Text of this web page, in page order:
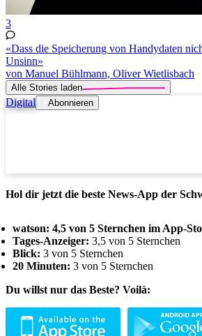
3
«Dass die Speicherung von Handydaten
Unsinn»
von Manuel Bühlmann, Oliver Wietlisbach
Alle Stories laden
Digital Abonnieren
Hol dir jetzt die beste News-App der
watson: 4,5 von 5 Sternchen im App-
Tages-Anzeiger: 3,5 von 5 Sternchen
Blick: 3 von 5 Sternchen
20 Minuten: 3 von 5 Sternchen
Du willst nur das Beste? Voilà: